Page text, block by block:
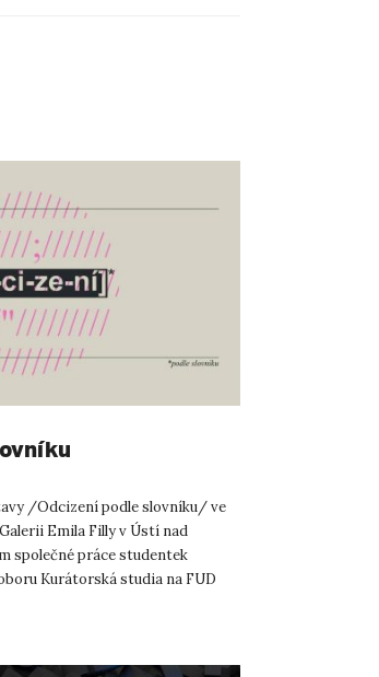
/Odcizení podle slovníku/ ve
Galerii Emila Filly v Ústí nad
společné práce studentek
Kurátorská studia na FUD